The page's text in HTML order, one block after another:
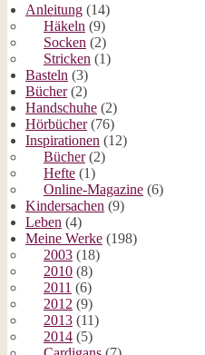
Anleitung (14)
Häkeln (9)
Socken (2)
Stricken (1)
Basteln (3)
Bücher(2)
Handschuhe (2)
Hörbücher(76)
Inspirationen (12)
Bücher(2)
Hefte (1)
Online-Magazine (6)
Kindersachen (9)
Leben (4)
Meine Werke (198)
2003 (18)
2010 (8)
2011 (6)
2012 (9)
2013 (11)
2014 (5)